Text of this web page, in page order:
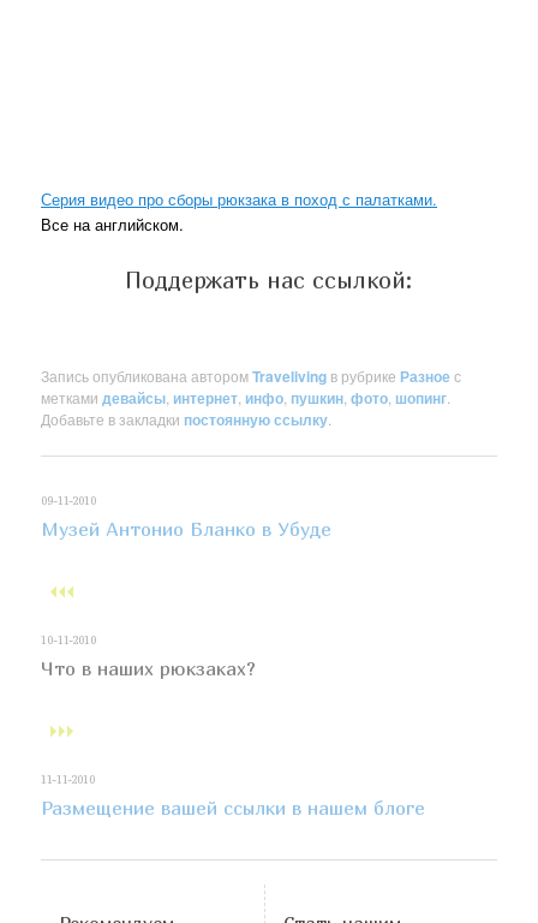
Серия видео про сборы рюкзака в поход с палатками.
Все на английском.
Поддержать нас ссылкой:
Запись опубликована авторомTraveliving в рубрикеРазноес
метками девайсы интернет инфо пушкин ,фото шопинг
Добавьте в закладки постоянную ссылку
09-11-2010
Музей Антонио Бланко в Убуде
10-11-2010
Что в наших рюкзаках?
11-11-2010
Размещение вашей ссылки в нашем блоге